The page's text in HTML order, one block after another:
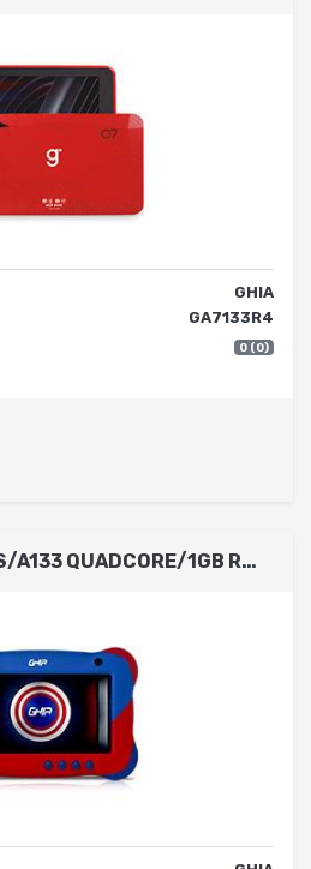
GHIA
GA7133R4
0 (0)
TABLET GHIA 7 KIDS/A133 QUADCORE/1GB RAM/16GB /2CAM/WIFI/BLUETOOTH/2500MAH/ANDROID 11 GO /AZUL